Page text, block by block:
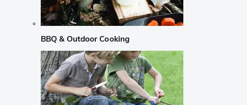
BBQ & Outdoor Cooking